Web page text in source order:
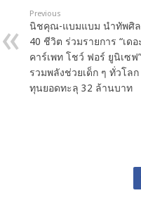
Previous
นิชคุณ-แบมแบม นำทัพศิล
40 ชีวิต ร่วมรายการ “เด
คาร์เพท โชว์ ฟอร์ ยูนิเซฟ
รวมพลังช่วยเด็ก ๆ ทั่วโล
ทุนยอดทะลุ 32 ล้านบาท